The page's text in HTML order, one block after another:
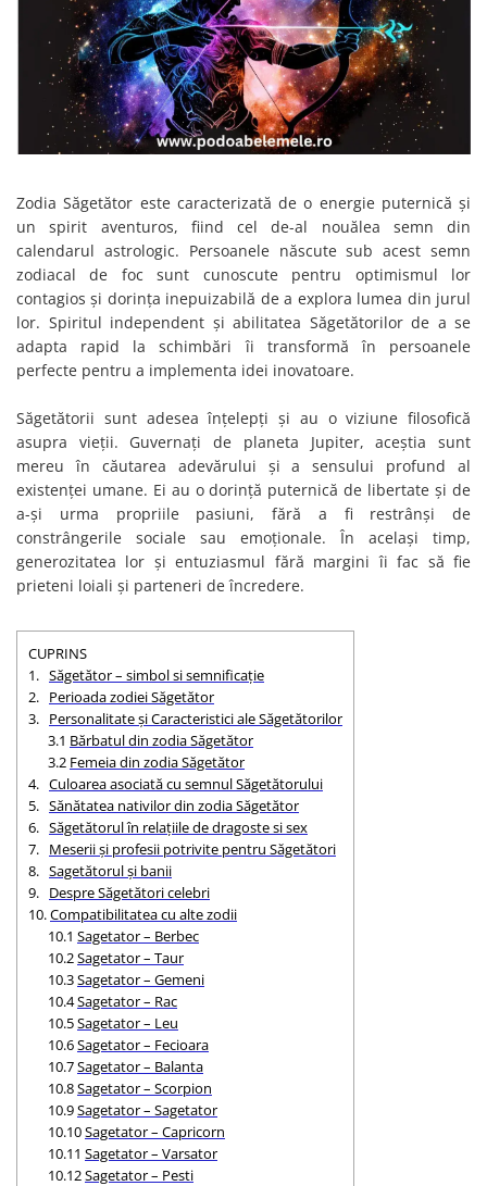
Bijuterii cuart fumuriu
Bijuterii cuart roz
Bijuterii cuart rutilat si incolor
Bijuterii cubic zirconia
Bijuterii iolit
Bijuterii jad
Bijuterii jasp
Bijuterii labradorit
Bijuterii lapis lazuli
Bijuterii larimar
Bijuterii obsidian
Bijuterii ochi de tigru
Bijuterii onix
Bijuterii opal
Bijuterii peridot
Bijuterii piatra soarelui
Bijuterii rodocrozit
Bijuterii rubin
Bijuterii safir
Bijuterii sidef si abalone
Bijuterii smarald
Bijuterii sodalit
Bijuterii spinel
Bijuterii tanzanit
Bijuterii topaz
Bijuterii turcoaz
Bijuterii turmaline
Bijuterii morganit
Cercei argint cu granat
Cercei argint cu opal
Cercei argint cu carneol
Cercei argint cu labradorit
Cercei argint cu ochi de tigru
Cercei argint cu malachit
Cercei argint cu peridot
Cercei argint cu perle
Cercei argint cu topaz
Zodia Săgetător este caracterizată de o energie puternică și
un spirit aventuros, fiind cel de-al nouălea semn din
calendarul astrologic. Persoanele născute sub acest semn
zodiacal de foc sunt cunoscute pentru optimismul lor
contagios și dorința inepuizabilă de a explora lumea din jurul
lor. Spiritul independent și abilitatea Săgetătorilor de a se
adapta rapid la schimbări îi transformă în persoanele
perfecte pentru a implementa idei inovatoare.
Săgetătorii sunt adesea înțelepți și au o viziune filosofică
asupra vieții. Guvernați de planeta Jupiter, aceștia sunt
mereu în căutarea adevărului și a sensului profund al
existenței umane. Ei au o dorință puternică de libertate și de
a-și urma propriile pasiuni, fără a fi restrânși de
constrângerile sociale sau emoționale. În același timp,
generozitatea lor și entuziasmul fără margini îi fac să fie
prieteni loiali și parteneri de încredere.
CUPRINS
1. Săgetător – simbol si semnificație
2. Perioada zodiei Săgetător
3. Personalitate și Caracteristici ale Săgetătorilor
3.1 Bărbatul din zodia Săgetător
3.2 Femeia din zodia Săgetător
4. Culoarea asociată cu semnul Săgetătorului
5. Sănătatea nativilor din zodia Săgetător
6. Săgetătorul în relațiile de dragoste si sex
7. Meserii și profesii potrivite pentru Săgetători
8. Sagetătorul și banii
9. Despre Săgetători celebri
10.Compatibilitatea cu alte zodii
10.1 Sagetator – Berbec
10.2Sagetator – Taur
10.3Sagetator – Gemeni
10.4Sagetator – Rac
10.5Sagetator – Leu
10.6Sagetator – Fecioara
10.7Sagetator – Balanta
10.8Sagetator – Scorpion
10.9Sagetator – Sagetator
10.10Sagetator – Capricorn
10.11 Sagetator – Varsator
10.12Sagetator – Pesti